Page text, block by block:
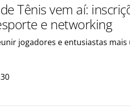
Tênis vem aí:
e networking
jogadores e entusiastas mais